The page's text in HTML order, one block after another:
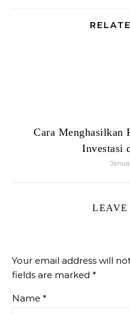
Cara Menghasilkan
Investasi
LEAVE
Your email address will
fields are marked *
Name *